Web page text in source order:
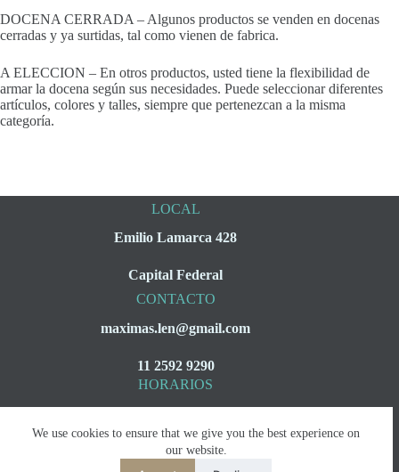
We use cookies to ensure that we give you the best experience on
our website.
DOCENA CERRADA – Algunos productos se venden en docenas
cerradas y ya surtidas, tal como vienen de fabrica.
A ELECCION – En otros productos, usted tiene la flexibilidad de
armar la docena según sus necesidades. Puede seleccionar diferentes
artículos, colores y talles, siempre que pertenezcan a la misma
categoría.
LOCAL
Emilio Lamarca 428
Capital Federal
CONTACTO
maximas.len@gmail.com
11 2592 9290
HORARIOS
08:00 a 16:00